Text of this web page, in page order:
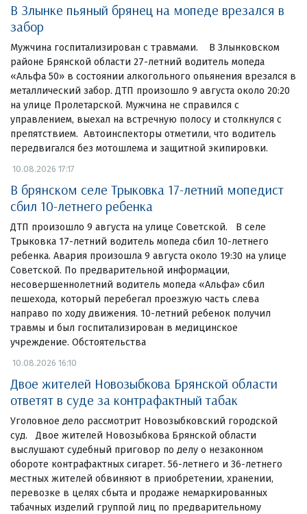
В Злынке пьяный брянец на мопеде врезался в
забор
Мужчина госпитализирован с травмами. В Злынковском
районе Брянской области 27-летний водитель мопеда
«Альфа 50» в состоянии алкогольного опьянения врезался в
металлический забор. ДТП произошло 9 августа около 20:20
на улице Пролетарской. Мужчина не справился с
управлением, выехал на встречную полосу и столкнулся с
препятствием. Автоинспекторы отметили, что водитель
передвигался без мотошлема и защитной экипировки.
10.08.2026 17:17
В брянском селе Трыковка 17-летний мопедист
сбил 10-летнего ребенка
ДТП произошло 9 августа на улице Советской. В селе
Трыковка 17-летний водитель мопеда сбил 10-летнего
ребенка. Авария произошла 9 августа около 19:30 на улице
Советской. По предварительной информации,
несовершеннолетний водитель мопеда «Альфа» сбил
пешехода, который перебегал проезжую часть слева
направо по ходу движения. 10-летний ребенок получил
травмы и был госпитализирован в медицинское
учреждение. Обстоятельства
10.08.2026 16:10
Двое жителей Новозыбкова Брянской области
ответят в суде за контрафактный табак
Уголовное дело рассмотрит Новозыбковский городской
суд. Двое жителей Новозыбкова Брянской области
выслушают судебный приговор по делу о незаконном
обороте контрафактных сигарет. 56-летнего и 36-летнего
местных жителей обвиняют в приобретении, хранении,
перевозке в целях сбыта и продаже немаркированных
табачных изделий группой лиц по предварительному